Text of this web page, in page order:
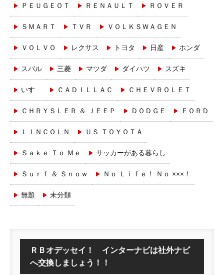
ＰＥＵＧＥＯＴ ＲＥＮＡＵＬＴ ＲＯＶＥＲ
ＳＭＡＲＴ ＴＶＲ ＶＯＬＫＳＷＡＧＥＮ
ＶＯＬＶＯ レクサス トヨタ 日産 ホンダ
スバル 三菱 マツダ ダイハツ スズキ
いすゞ ＣＡＤＩＬＬＡＣ ＣＨＥＶＲＯＬＥＴ
ＣＨＲＹＳＬＥＲ ＆ ＪＥＥＰ ＤＯＤＧＥ ＦＯＲＤ
ＬＩＮＣＯＬＮ ＵＳ ＴＯＹＯＴＡ
Ｓａｋｅ Ｔｏ Ｍｅ サッカーがある暮らし
Ｓｕｒｆ ＆ Ｓｎｏｗ Ｎｏ Ｌｉｆｅ！ Ｎｏ ×××！
無題 未分類
ＲＢオデッセイ！ インターナビは社外ナビ
へ交換しましょう！！